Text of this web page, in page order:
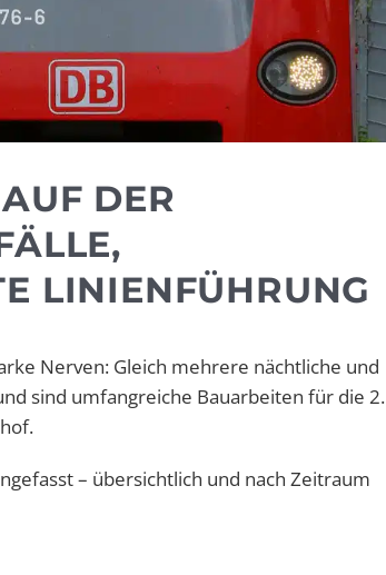
DER
LINIENFÜHRUNG
Nerven: Gleich mehrere nächtliche und
sind umfangreiche Bauarbeiten für die 2.
– übersichtlich und nach Zeitraum